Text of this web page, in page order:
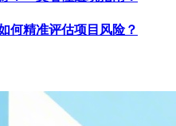
何精准评估项目风险？